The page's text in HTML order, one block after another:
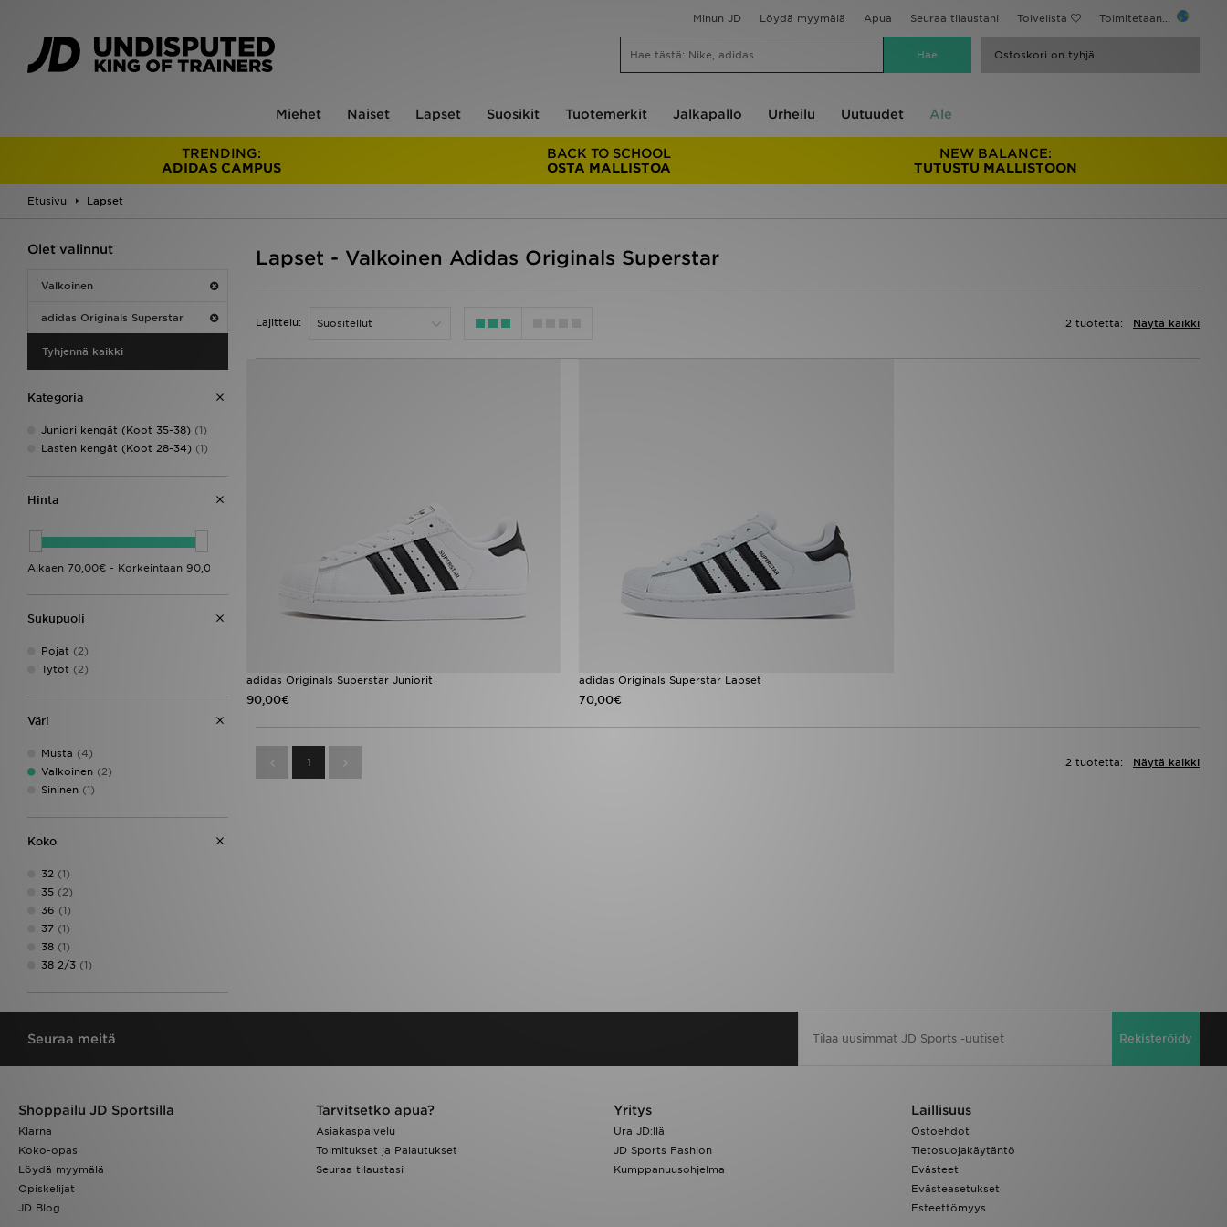
Minun JD Löydä myymälä Apua Seuraa tilaustani Toivelista Toimitetaan...
Ostoskori on tyhjä
Miehet Naiset Lapset Suosikit Tuotemerkit Jalkapallo Urheilu Uutuudet Ale
TRENDING:
ADIDAS CAMPUS
BACK TO SCHOOL
OSTA MALLISTOA
NEW BALANCE:
TUTUSTU MALLISTOON
Etusivu Lapset
Olet valinnut
Valkoinen
adidas Originals Superstar
Tyhjennä kaikki
Kategoria
Juniori kengät (Koot 35-38) (1)
Lasten kengät (Koot 28-34) (1)
Hinta
Sukupuoli
Pojat (2)
Tytöt (2)
Väri
Musta (4)
Valkoinen (2)
Sininen (1)
Koko
32 (1)
35 (2)
36 (1)
37 (1)
38 (1)
38 2/3 (1)
Lapset - Valkoinen Adidas Originals Superstar
Lajittelu: Näytä kaikki
2 tuotetta:
adidas Originals Superstar Juniorit
90,00€
adidas Originals Superstar Lapset
70,00€
1 Näytä kaikki
2 tuotetta:
Seuraa meitä Rekisteröidy
Shoppailu JD Sportsilla
Klarna
Koko-opas
Löydä myymälä
Opiskelijat
JD Blog
Tarvitsetko apua?
Asiakaspalvelu
Toimitukset ja Palautukset
Seuraa tilaustasi
Yritys
Ura JD:llä
JD Sports Fashion
Kumppanuusohjelma
Laillisuus
Ostoehdot
Tietosuojakäytäntö
Evästeet
Evästeasetukset
Esteettömyys